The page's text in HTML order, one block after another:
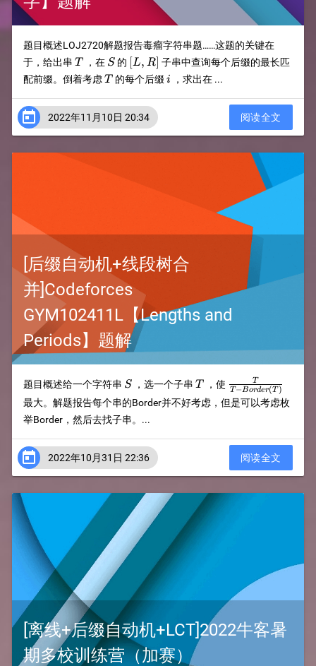
题目概述LOJ2720解题报告毒瘤字符串题……这题的关键在
于，给出串 T
T ，在 S
S 的 [L,R]
[L, R 子串中查询每个后缀的最长匹
配前缀。倒着考虑T
T 的每个后缀i
i ，求出在 ...
 2022年11月10日 20:34 阅读全文
[后缀自动机+线段树合
并]Codeforces
GYM102411L【Lengths and
Periods】题解
题目概述给一个字符串 S
S，选一个子串 T
T ，使 {T\over T-
Border(T)}
T−Border(T)
T
最大。解题报告每个串的Border并不好考虑，但是可以考虑枚
举Border，然后去找子串。...
 2022年10月31日 22:36 阅读全文
[离线+后缀自动机+LCT]2022牛客暑
期多校训练营（加赛）